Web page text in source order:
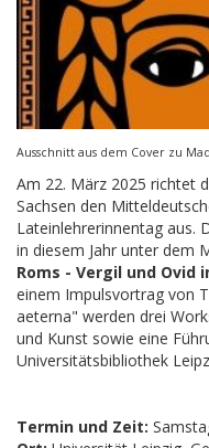
Ausschnitt aus dem Cover zu
Am 22. März 2025 richtet
Sachsen den
Lateinlehrerinnentag aus.
in diesem Jahr unter dem
Roms - Vergil und Ovid
einem Impulsvortrag von
aeterna" werden drei
und Kunst sowie eine
Universitätsbibliothek
Termin und Zeit: